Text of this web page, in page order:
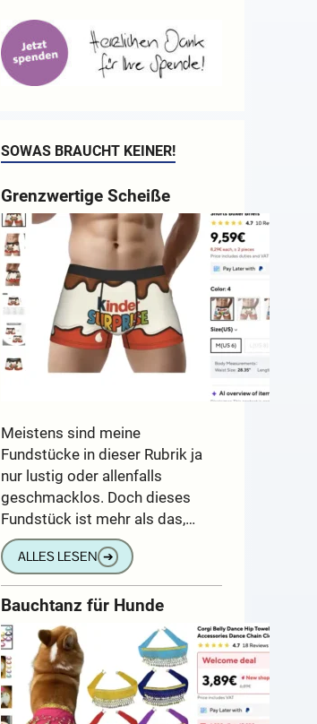
SOWAS BRAUCHT KEINER!
Grenzwertige Scheiße
Meistens sind meine
Fundstücke in dieser Rubrik ja
nur lustig oder allenfalls
geschmacklos. Doch dieses
Fundstück ist mehr als das,…
ALLES LESEN ➔
Bauchtanz für Hunde